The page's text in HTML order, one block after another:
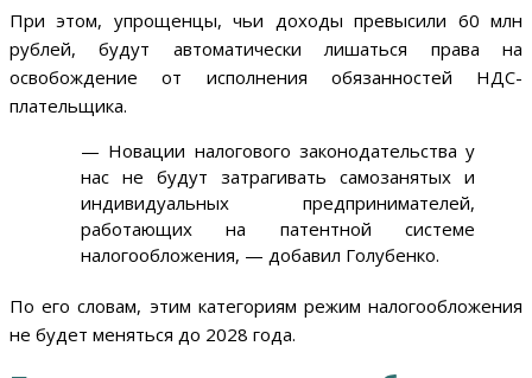
При этом, упрощенцы, чьи доходы превысили 60 млн
рублей, будут автоматически лишаться права на
освобождение от исполнения обязанностей НДС-
плательщика.
— Новации налогового законодательства у
нас не будут затрагивать самозанятых и
индивидуальных предпринимателей,
работающих на патентной системе
налогообложения, — добавил Голубенко.
По его словам, этим категориям режим налогообложения
не будет меняться до 2028 года.